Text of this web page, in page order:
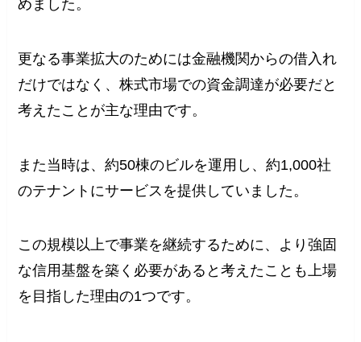
めました。
更なる事業拡大のためには金融機関からの借入れ
だけではなく、株式市場での資金調達が必要だと
考えたことが主な理由です。
また当時は、約50棟のビルを運用し、約1,000社
のテナントにサービスを提供していました。
この規模以上で事業を継続するために、より強固
な信用基盤を築く必要があると考えたことも上場
を目指した理由の1つです。